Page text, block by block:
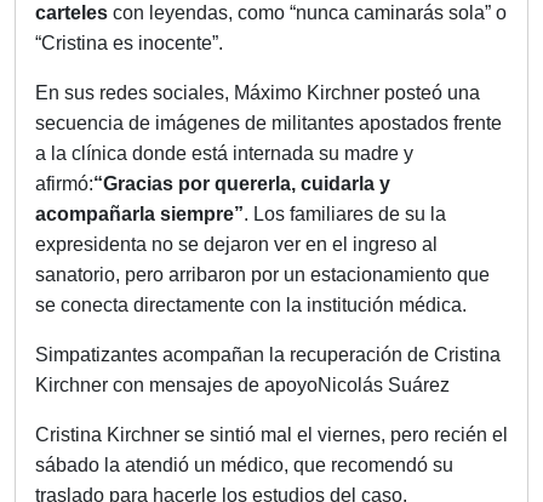
carteles con leyendas, como “nunca caminarás sola” o
“Cristina es inocente”.
En sus redes sociales, Máximo Kirchner posteó una
secuencia de imágenes de militantes apostados frente
a la clínica donde está internada su madre y
afirmó:“Gracias por quererla, cuidarla y
acompañarla siempre”. Los familiares de su la
expresidenta no se dejaron ver en el ingreso al
sanatorio, pero arribaron por un estacionamiento que
se conecta directamente con la institución médica.
Simpatizantes acompañan la recuperación de Cristina
Kirchner con mensajes de apoyoNicolás Suárez
Cristina Kirchner se sintió mal el viernes, pero recién el
sábado la atendió un médico, que recomendó su
traslado para hacerle los estudios del caso.